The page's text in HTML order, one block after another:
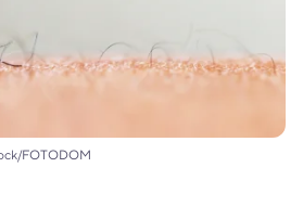
FOTODOM